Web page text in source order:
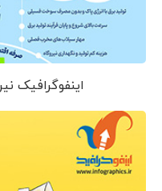
اینفوگرافیک